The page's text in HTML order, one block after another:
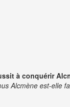
à conquérir
Alcmène est-elle